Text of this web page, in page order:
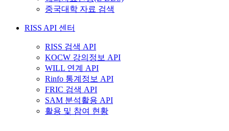
중국대학 자료 검색
RISS API 센터
RISS 검색 API
KOCW 강의정보 API
WILL 연계 API
Rinfo 통계정보 API
FRIC 검색 API
SAM 분석활용 API
활용 및 참여 현황